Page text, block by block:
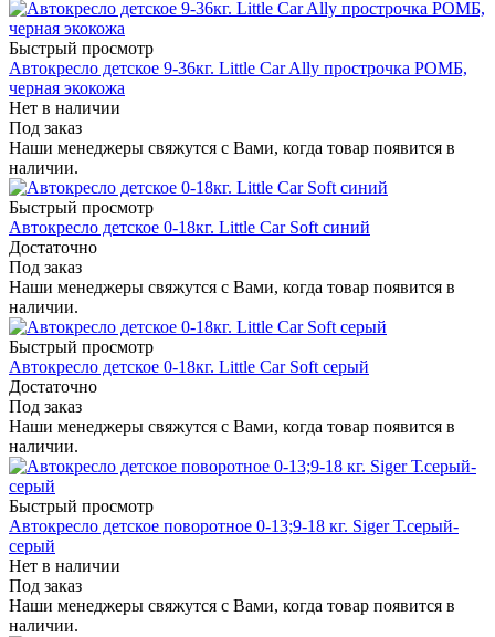
Быстрый просмотр
Автокресло детское 9-36кг. Little Car Ally прострочка РОМБ,
черная экокожа
Нет в наличии
Под заказ
Наши менеджеры свяжутся с Вами, когда товар появится в
наличии.
Быстрый просмотр
Автокресло детское 0-18кг. Little Car Soft синий
Достаточно
Под заказ
Наши менеджеры свяжутся с Вами, когда товар появится в
наличии.
Быстрый просмотр
Автокресло детское 0-18кг. Little Car Soft серый
Достаточно
Под заказ
Наши менеджеры свяжутся с Вами, когда товар появится в
наличии.
Быстрый просмотр
Автокресло детское поворотное 0-13;9-18 кг. Siger Т.серый-
серый
Нет в наличии
Под заказ
Наши менеджеры свяжутся с Вами, когда товар появится в
наличии.